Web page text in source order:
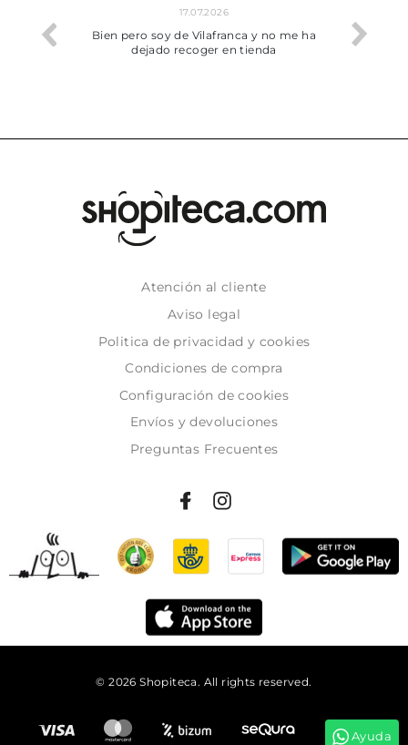
trobat
17.07.2026
Bien pero soy de Vilafranca y no me ha
dejado recoger en tienda
Atención al cliente
Aviso legal
Politica de privacidad y cookies
Condiciones de compra
Configuración de cookies
Envíos y devoluciones
Preguntas Frecuentes
© 2026 Shopiteca. All rights reserved.
Ayuda